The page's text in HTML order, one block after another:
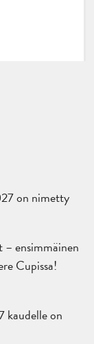
on nimetty
– ensimmäinen
Cupissa!
kaudelle on